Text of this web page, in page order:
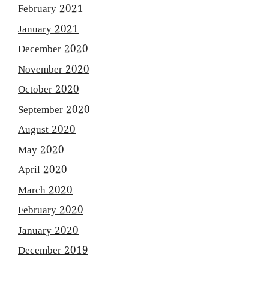
February 2021
January 2021
December 2020
November 2020
October 2020
September 2020
August 2020
May 2020
April 2020
March 2020
February 2020
January 2020
December 2019